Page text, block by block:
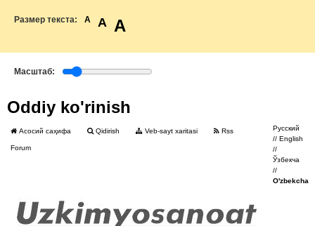
Размер текста: A A A
Масштаб:
Oddiy ko'rinish
Асосий саҳифа Qidirish Veb-sayt xaritasi Rss
Forum
Русский
//English
//
Ўзбекча
//
O'zbekcha